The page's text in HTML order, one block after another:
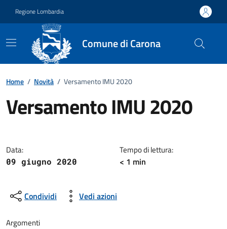
Regione Lombardia
Comune di Carona
Home / Novità / Versamento IMU 2020
Versamento IMU 2020
Data:
09 giugno 2020
Tempo di lettura:
< 1 min
Condividi Vedi azioni
Argomenti